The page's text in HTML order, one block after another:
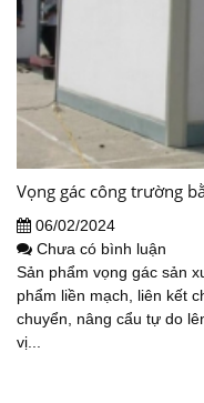
Vọng gác công trường
06/02/2024
Chưa có bình luận
Sản phẩm vọng gác sản
phẩm liền mạch, liên kết
chuyển, nâng cẩu tự do
vị...